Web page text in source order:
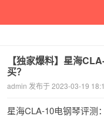
【独家爆料】星海
买？
admin 发布于 2023-03-19
星海CLA-10电钢琴评测